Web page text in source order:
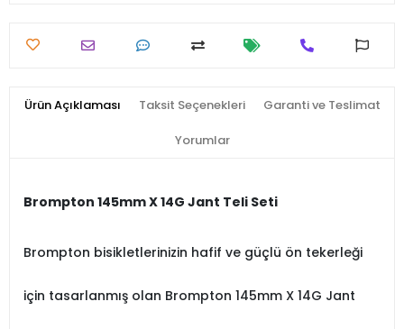
Ürün Açıklaması Taksit Seçenekleri Garanti ve Teslimat
Yorumlar
Brompton 145mm X 14G Jant Teli Seti
Brompton bisikletlerinizin hafif ve güçlü ön tekerleği
için tasarlanmış olan Brompton 145mm X 14G Jant